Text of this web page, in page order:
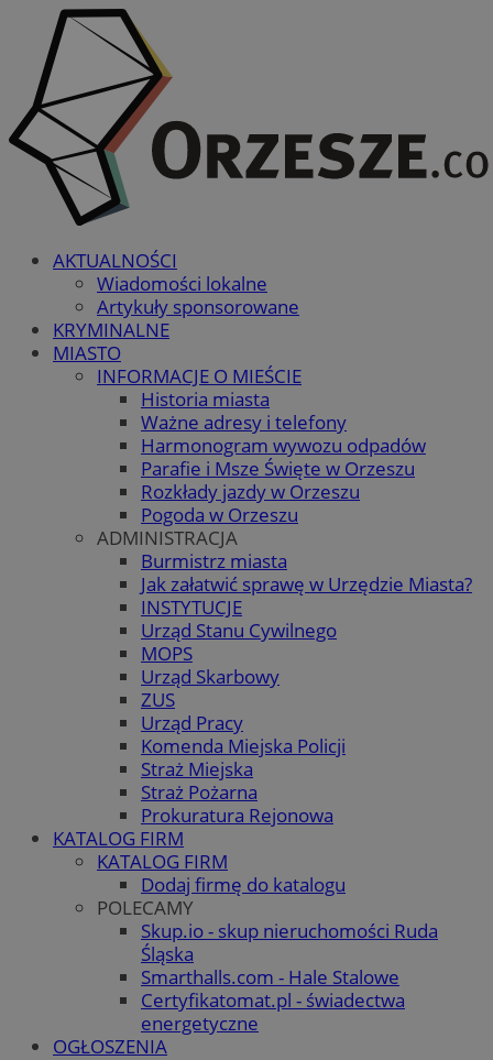
AKTUALNOŚCI
Wiadomości lokalne
Artykuły sponsorowane
KRYMINALNE
MIASTO
INFORMACJE O MIEŚCIE
Historia miasta
Ważne adresy i telefony
Harmonogram wywozu odpadów
Parafie i Msze Święte w Orzeszu
Rozkłady jazdy w Orzeszu
Pogoda w Orzeszu
ADMINISTRACJA
Burmistrz miasta
Jak załatwić sprawę w Urzędzie Miasta?
INSTYTUCJE
Urząd Stanu Cywilnego
MOPS
Urząd Skarbowy
ZUS
Urząd Pracy
Komenda Miejska Policji
Straż Miejska
Straż Pożarna
Prokuratura Rejonowa
KATALOG FIRM
KATALOG FIRM
Dodaj firmę do katalogu
POLECAMY
Skup.io - skup nieruchomości Ruda
Śląska
Smarthalls.com - Hale Stalowe
Certyfikatomat.pl - świadectwa
energetyczne
OGŁOSZENIA